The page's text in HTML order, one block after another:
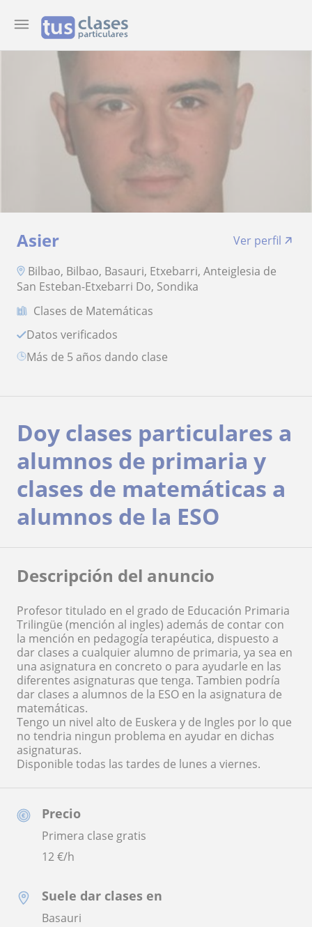
Asier
Ver perfil
Bilbao, Bilbao, Basauri, Etxebarri, Anteiglesia de
San Esteban-Etxebarri Do, Sondika
Clases de Matemáticas
Datos verificados
más de 5 años dando clase
Precio
Primera clase gratis
12€/h
Suele dar clases en
Basauri
Doy clases particulares a
alumnos de primaria y
clases de matemáticas a
alumnos de la ESO
Descripción del anuncio
Profesor titulado en el grado de Educación Primaria
Trilingüe (mención al ingles) además de contar con
la mención en pedagogía terapéutica, dispuesto a
dar clases a cualquier alumno de primaria, ya sea en
una asignatura en concreto o para ayudarle en las
diferentes asignaturas que tenga. Tambien podría
dar clases a alumnos de la ESO en la asignatura de
matemáticas.
Tengo un nivel alto de Euskera y de Ingles por lo que
no tendria ningun problema en ayudar en dichas
asignaturas.
Disponible todas las tardes de lunes a viernes.